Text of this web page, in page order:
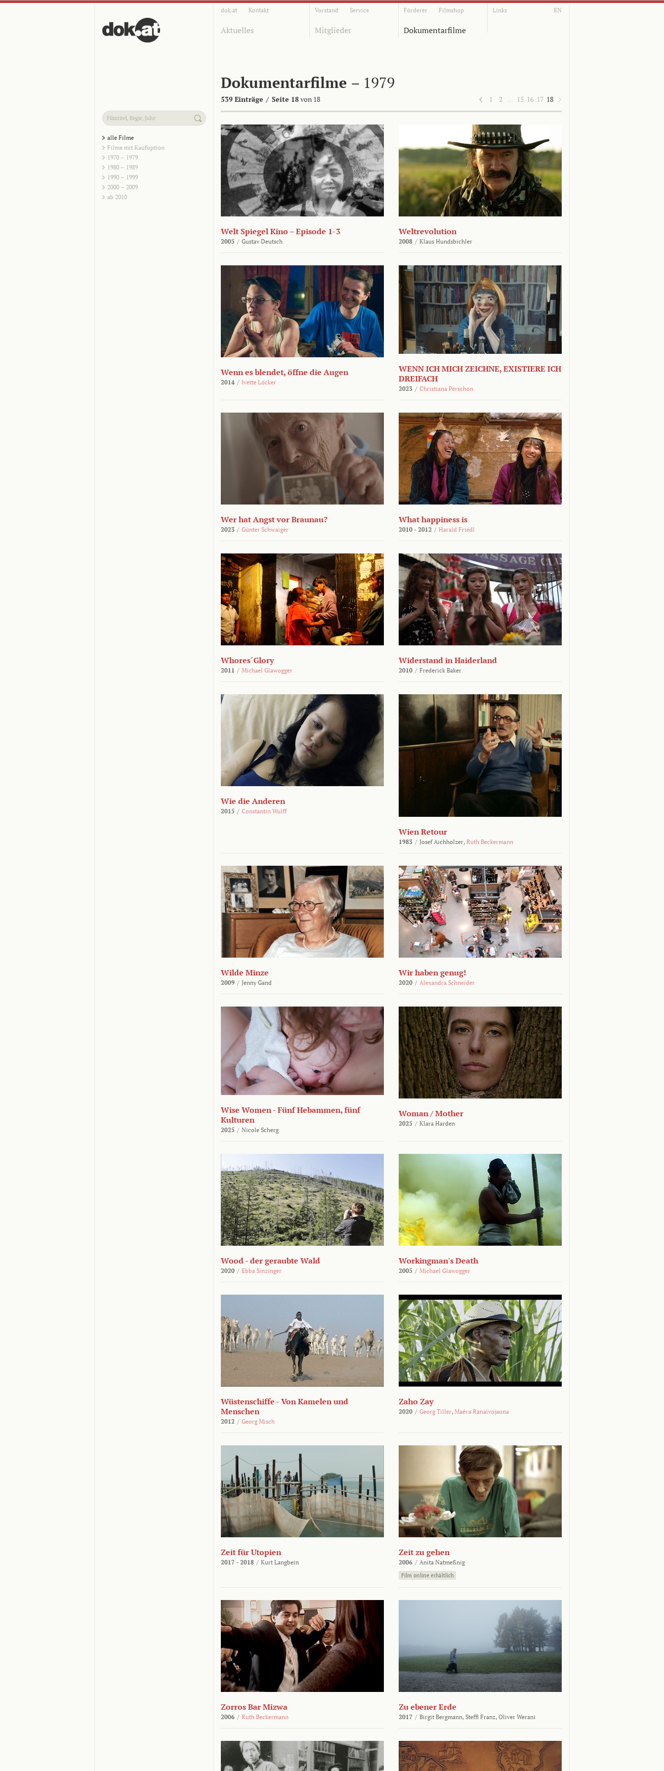
dok.at Kontakt Vorstand Service Förderer Filmshop Links EN
Aktuelles Mitglieder Dokumentarfilme
Dokumentarfilme – 1979
539 Einträge / Seite 18von 18 1 2 … 15 16 17 18
alle Filme
Filme mit Kaufoption
1970 – 1979
1980 – 1989
1990 – 1999
2000 – 2009
ab 2010
Welt Spiegel Kino – Episode 1-3
2005 / Gustav Deutsch
Weltrevolution
2008 / Klaus Hundsbichler
Wenn es blendet, öffne die Augen
2014 / Ivette Löcker
WENN ICH MICH ZEICHNE, EXISTIERE ICH
DREIFACH
2023 / Christiana Perschon
Wer hat Angst vor Braunau?
2023 / Günter Schwaiger
What happiness is
2010 - 2012 / Harald Friedl
Whores´Glory
2011 / Michael Glawogger
Widerstand in Haiderland
2010 / Frederick Baker
Wie die Anderen
2015 / Constantin Wulff
Wien Retour
1983 / Josef Aichholzer, Ruth Beckermann
Wilde Minze
2009 / Jenny Gand
Wir haben genug!
2020 / Alexandra Schneider
Wise Women - Fünf Hebammen, fünf
Kulturen
2025 / Nicole Scherg
Woman / Mother
2025 / Klara Harden
Wood - der geraubte Wald
2020 / Ebba Sinzinger
Workingman's Death
2005 / Michael Glawogger
Wüstenschiffe - Von Kamelen und
Menschen
2012 / Georg Misch
Zaho Zay
2020 / Georg Tiller, Maéva Ranaïvojaona
Zeit für Utopien
2017 - 2018 / Kurt Langbein
Zeit zu gehen
2006 / Anita Natmeßnig
Film online erhältlich
Zorros Bar Mizwa
2006 / Ruth Beckermann
Zu ebener Erde
2017 / Birgit Bergmann, Steffi Franz, Oliver Werani